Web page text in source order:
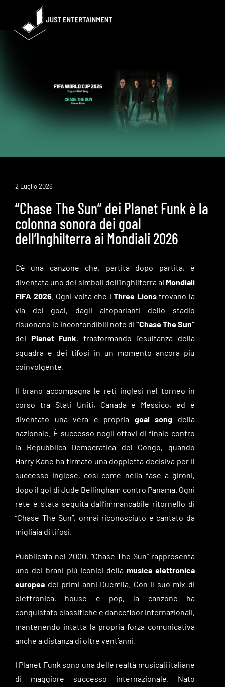
content
2 Luglio 2026
“Chase The Sun” dei Planet Funk è la
colonna sonora dei goal
dell’Inghilterra ai Mondiali 2026
C’è una canzone che, partita dopo partita, è
diventata uno dei simboli dell’Inghilterra ai Mondiali
FIFA 2026 . Ogni volta che iThree Lionstrovano la
via del goal, dagli altoparlanti dello stadio
risuonano le inconfondibili note di “Chase The Sun”
dei Planet Funk, trasformando l’esultanza della
squadra e dei tifosi in un momento ancora più
coinvolgente.
Il brano accompagna le reti inglesi nel torneo in
corso tra Stati Uniti, Canada e Messico, ed è
diventato una vera e propria goal song della
nazionale. È successo negli ottavi di finale contro
la Repubblica Democratica del Congo, quando
Harry Kane ha firmato una doppietta decisiva per il
successo inglese, così come nella fase a gironi,
dopo il gol di Jude Bellingham contro Panama. Ogni
rete è stata seguita dall’immancabile ritornello di
“Chase The Sun”, ormai riconosciuto e cantato da
migliaia di tifosi.
Pubblicata nel 2000, “Chase The Sun” rappresenta
uno dei brani più iconici dellamusica elettronica
europeadei primi anni Duemila. Con il suo mix di
elettronica, house e pop, la canzone ha
conquistato classifiche e dancefloor internazionali,
mantenendo intatta la propria forza comunicativa
anche a distanza di oltre vent’anni.
I Planet Funk sono una delle realtà musicali italiane
di maggiore successo internazionale. Nato